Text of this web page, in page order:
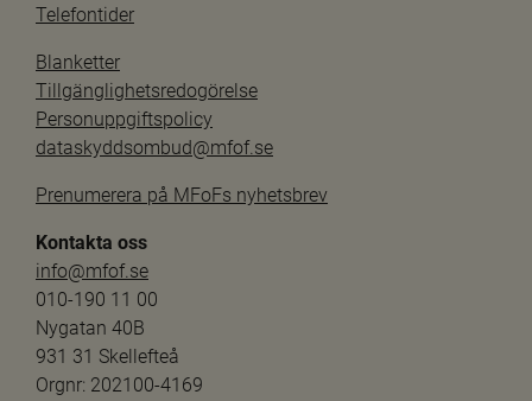
Telefontider
Blanketter
Tillgänglighetsredogörelse
Personuppgiftspolicy
dataskyddsombud@mfof.se
Prenumerera på MFoFs nyhetsbrev
Kontakta oss
info@mfof.se
010-190 11 00
Nygatan 40B
931 31 Skellefteå
Orgnr: 202100-4169